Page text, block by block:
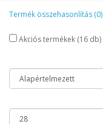
Termék összehasonlítás (0)
Akciós termékek (16 db)